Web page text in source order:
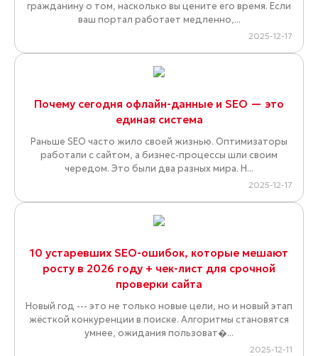
гражданину о том, насколько вы цените его время. Если
ваш портал работает медленно,...
2025-12-17
Почему сегодня офлайн-данные и SEO — это
единая система
Раньше SEO часто жило своей жизнью. Оптимизаторы
работали с сайтом, а бизнес-процессы шли своим
чередом. Это были два разных мира. Н...
2025-12-17
10 устаревших SEO-ошибок, которые мешают
росту в 2026 году + чек-лист для срочной
проверки сайта
Новый год --- это не только новые цели, но и новый этап
жёсткой конкуренции в поиске. Алгоритмы становятся
умнее, ожидания пользоват�...
2025-12-11